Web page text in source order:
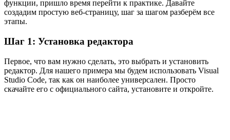
функции, пришло время перейти к практике. Давайте
создадим простую веб-страницу, шаг за шагом разберём все
этапы.
Шаг 1: Установка редактора
Первое, что вам нужно сделать, это выбрать и установить
редактор. Для нашего примера мы будем использовать Visual
Studio Code, так как он наиболее универсален. Просто
скачайте его с официального сайта, установите и откройте.